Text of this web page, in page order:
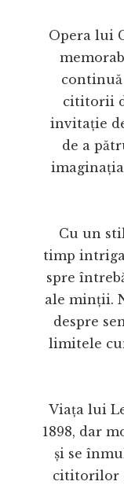
Opera lui
continuă
cititorii
invitație
de a
Cu un
timp
spre
ale minții.
despre
limitele
Viața lui
1898, dar
și se
cititorilor